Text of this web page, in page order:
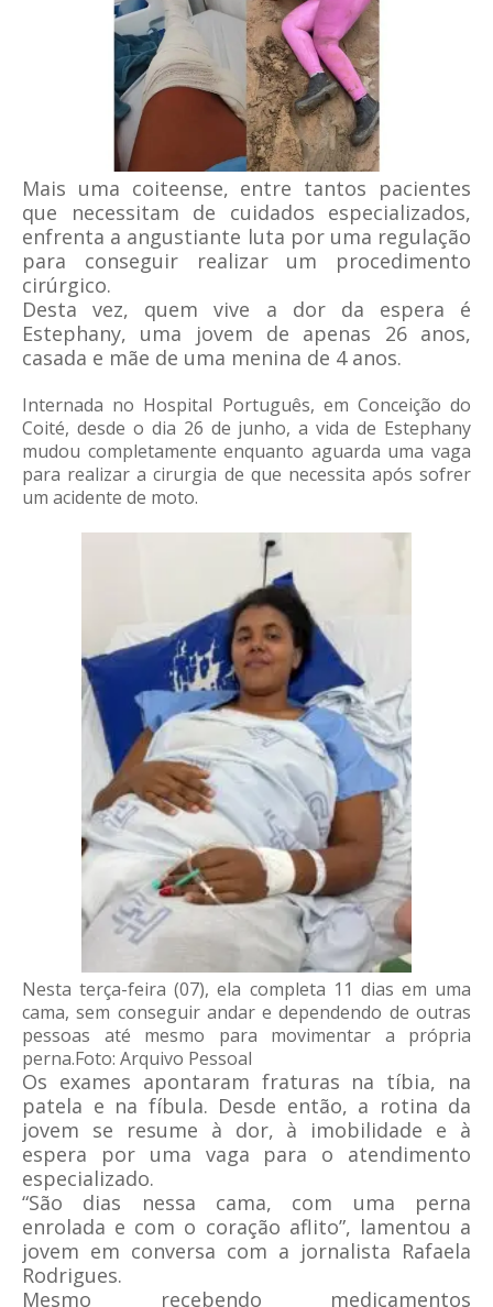
Mais uma coiteense, entre tantos pacientes
que necessitam de cuidados especializados,
enfrenta a angustiante luta por uma regulação
para conseguir realizar um procedimento
cirúrgico.
Desta vez, quem vive a dor da espera é
Estephany, uma jovem de apenas 26 anos,
casada e mãe de uma menina de 4 anos.
Internada no Hospital Português, em Conceição do
Coité, desde o dia 26 de junho, a vida de Estephany
mudou completamente enquanto aguarda uma vaga
para realizar a cirurgia de que necessita após sofrer
um acidente de moto.
Nesta terça-feira (07), ela completa 11 dias em uma
cama, sem conseguir andar e dependendo de outras
pessoas até mesmo para movimentar a própria
perna.Foto: Arquivo Pessoal
Os exames apontaram fraturas na tíbia, na
patela e na fíbula. Desde então, a rotina da
jovem se resume à dor, à imobilidade e à
espera por uma vaga para o atendimento
especializado.
“São dias nessa cama, com uma perna
enrolada e com o coração aflito”, lamentou a
jovem em conversa com a jornalista Rafaela
Rodrigues.
Mesmo recebendo medicamentos